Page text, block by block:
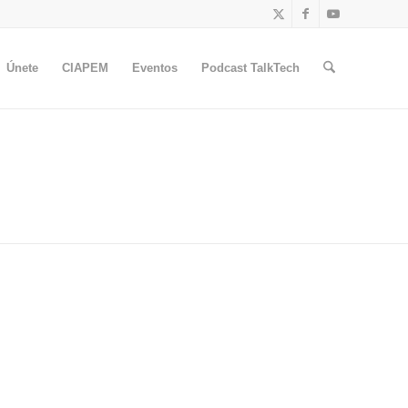
Únete CIAPEM Eventos Podcast TalkTech